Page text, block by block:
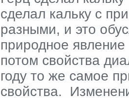
сделал кальку с
разными, и это
природное
потом свойства
году то же самое
свойства.